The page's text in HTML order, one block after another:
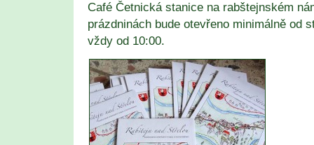
Café Četnická stanice na rabštejnském
prázdninách bude otevřeno minimálně od
vždy od 10:00.